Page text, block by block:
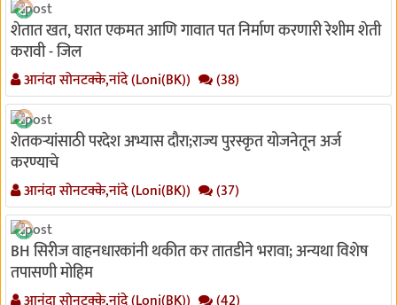
शेतात खत, घरात एकमत आणि गावात पत निर्माण करणारी रेशीम शेती
करावी - जिल
आनंदा सोनटक्के,नांदे (Loni(BK)) (38)
शेतकऱ्यांसाठी परदेश अभ्यास दौरा;राज्य पुरस्कृत योजनेतून अर्ज
करण्याचे
आनंदा सोनटक्के,नांदे (Loni(BK)) (37)
BH सिरीज वाहनधारकांनी थकीत कर तातडीने भरावा; अन्यथा विशेष
तपासणी मोहिम